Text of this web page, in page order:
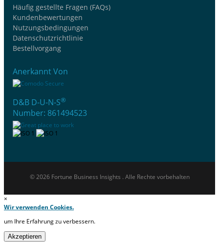
Häufig gestellte Fragen (FAQs)
Kundenbewertungen
Nutzungsbedingungen
Datenschutzrichtlinie
Bestellvorgang
Anerkannt Von
D&B D-U-N-S®
Number: 861494523
© 2026 Fortune Business Insights . Alle Rechte vorbehalten
×
Wir verwenden Cookies.
um Ihre Erfahrung zu verbessern.
Akzeptieren